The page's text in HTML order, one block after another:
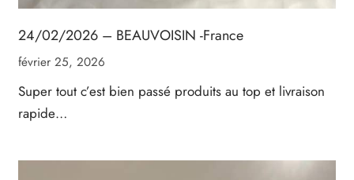
24/02/2026 – BEAUVOISIN -France
février 25, 2026
Super tout c’est bien passé produits au top et livraison
rapide…